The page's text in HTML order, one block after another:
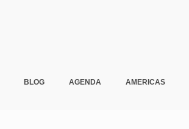
BLOG AGENDA AMERICAS